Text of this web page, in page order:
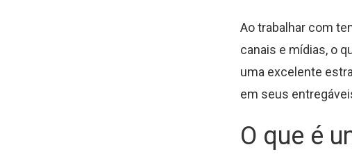
Ao trabalhar com
canais e mídias, o
uma excelente
em seus
O que é